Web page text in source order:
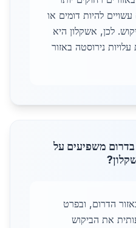
להיות דומים או
לכן, אשקלון היא
נירוסטה באזור
משפיעים על
הדרום, ובפרט
את הביקוש